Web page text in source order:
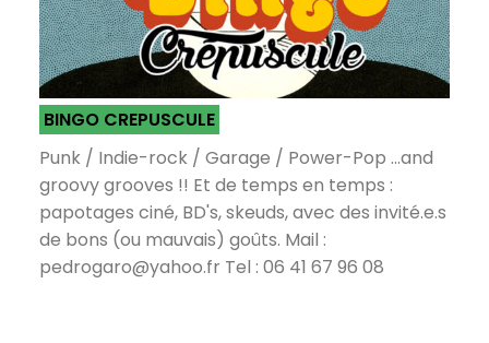
BINGO CREPUSCULE
Punk / Indie-rock / Garage / Power-Pop ...and
groovy grooves !! Et de temps en temps :
papotages ciné, BD's, skeuds, avec des invité.e.s
de bons (ou mauvais) goûts. Mail :
pedrogaro@yahoo.fr Tel : 06 41 67 96 08